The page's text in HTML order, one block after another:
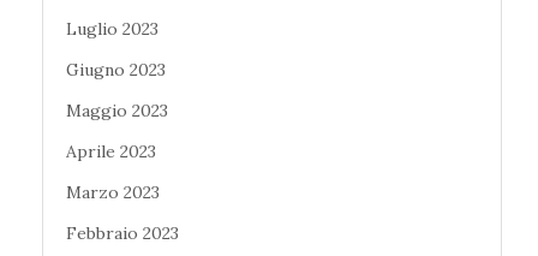
Luglio 2023
Giugno 2023
Maggio 2023
Aprile 2023
Marzo 2023
Febbraio 2023